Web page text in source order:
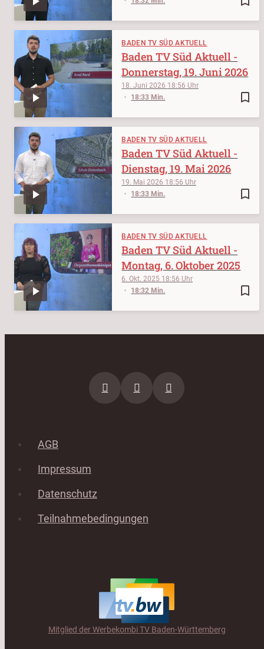
BADEN TV SÜD AKTUELL
bookmark_border
18. Juni 2026 18:56
18:33 Min.
Baden TV Süd Aktuell -
Donnerstag, 19. Juni 2026
BADEN TV SÜD AKTUELL
bookmark_border
19. Mai 2026 18:56
18:33 Min.
Baden TV Süd Aktuell -
Dienstag, 19. Mai 2026
BADEN TV SÜD AKTUELL
bookmark_border
6. Okt. 2025 18:56
18:32 Min.
Baden TV Süd Aktuell -
Montag, 6. Oktober 2025
AGB
Impressum
Datenschutz
Teilnahmebedingungen
Mitglied der Werbekombi TV Baden-Württemberg